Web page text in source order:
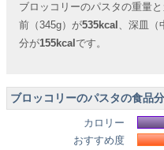
ブロッコリーのパスタの重量
前（345g）が535kcal 、深皿（
分が155kcal です。
ブロッコリーのパスタの食品
カロリー
おすすめ度